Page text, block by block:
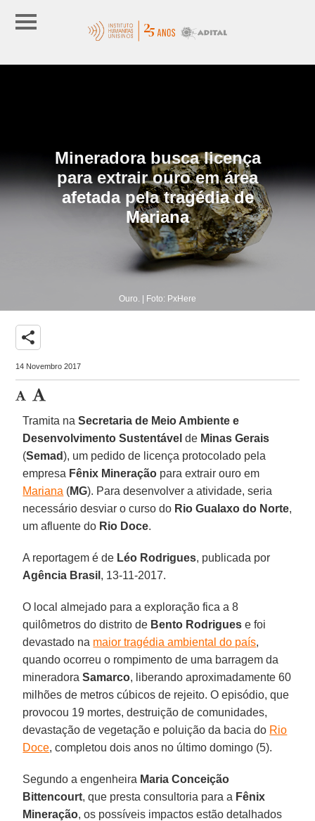
Mineradora busca licença
para extrair ouro em área
afetada pela tragédia de
Mariana
Ouro. | Foto: PxHere
share
14 Novembro 2017
Tramita naSecretaria de Meio Ambiente e
Desenvolvimento Sustentável de Minas Gerais
(Semad), um pedido de licença protocolado pela
empresa Fênix Mineração para extrair ouro em
Mariana (MG). Para desenvolver a atividade, seria
necessário desviar o curso do Rio Gualaxo do Norte,
um afluente do Rio Doce.
A reportagem é de Léo Rodrigues, publicada por
Agência Brasil , 13-11-2017.
O local almejado para a exploração fica a 8
quilômetros do distrito de Bento Rodrigues e foi
devastado na maior tragédia ambiental do país,
quando ocorreu o rompimento de uma barragem da
mineradoraSamarco, liberando aproximadamente 60
milhões de metros cúbicos de rejeito. O episódio, que
provocou 19 mortes, destruição de comunidades,
devastação de vegetação e poluição da bacia do Rio
Doce, completou dois anos no último domingo (5).
Segundo a engenheira Maria Conceição
Bittencourt, que presta consultoria para a Fênix
Mineração, os possíveis impactos estão detalhados